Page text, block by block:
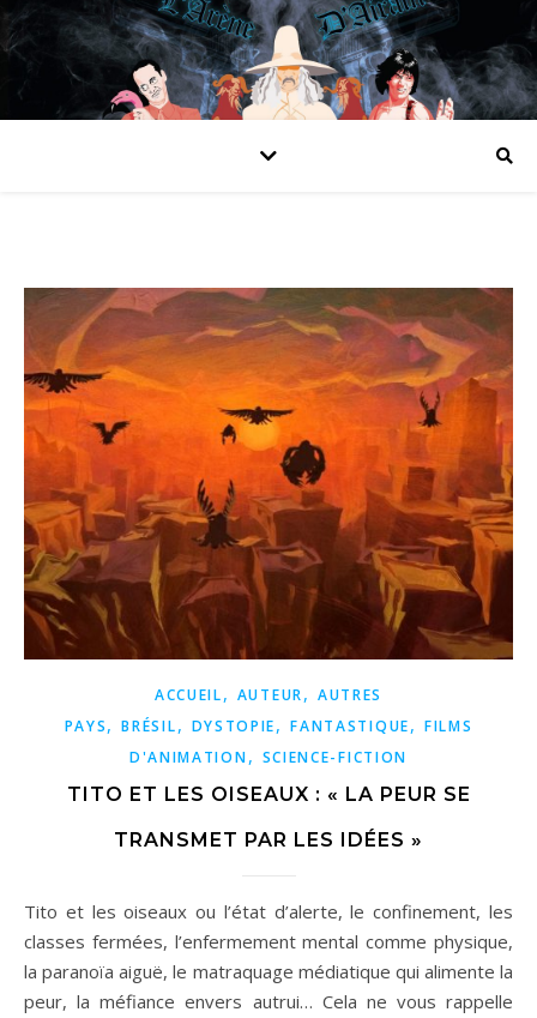
ACCUEIL, AUTEUR, AUTRES
PAYS,BRÉSIL, DYSTOPIE,FANTASTIQUE, FILMS
D'ANIMATION, SCIENCE-FICTION
TITO ET LES OISEAUX : « LA PEUR SE
TRANSMET PAR LES IDÉES »
Tito et les oiseaux ou l’état d’alerte, le confinement, les
classes fermées, l’enfermement mental comme physique,
la paranoïa aiguë, le matraquage médiatique qui alimente la
peur, la méfiance envers autrui… Cela ne vous rappelle